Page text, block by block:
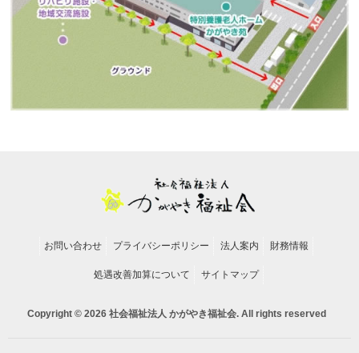
お問い合わせ プライバシーポリシー 法人案内 財務情報
処遇改善加算について サイトマップ
Copyright © 2026 社会福祉法人 かがやき福祉会. All rights reserved